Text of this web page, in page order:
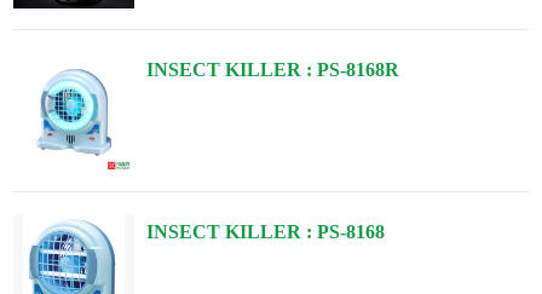
INSECT KILLER : PS-8168R
INSECT KILLER : PS-8168